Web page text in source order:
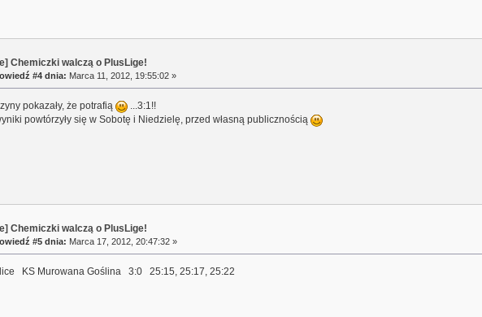
Chemiczki walczą o PlusLige!
#4 dnia: Marca 11, 2012, 19:55:02 »
pokazały, że potrafią
...3:1!!
powtórzyły się w Sobotę i Niedzielę, przed własną publicznością
Chemiczki walczą o PlusLige!
#5 dnia: Marca 17, 2012, 20:47:32 »
KS Murowana Goślina 3:0 25:15, 25:17, 25:22